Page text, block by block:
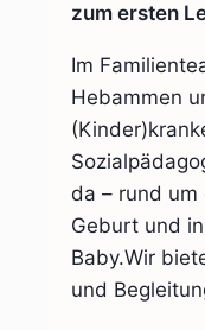
zum ersten
Im
Hebammen
da – rund
Geburt und
Baby.Wir
und